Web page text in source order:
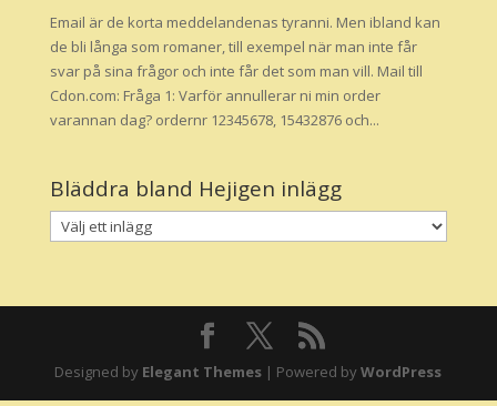
Email är de korta meddelandenas tyranni. Men ibland kan
de bli långa som romaner, till exempel när man inte får
svar på sina frågor och inte får det som man vill. Mail till
Cdon.com: Fråga 1: Varför annullerar ni min order
varannan dag? ordernr 12345678, 15432876 och...
Bläddra bland Hejigen inlägg
Designed by Elegant Themes | Powered byWordPress